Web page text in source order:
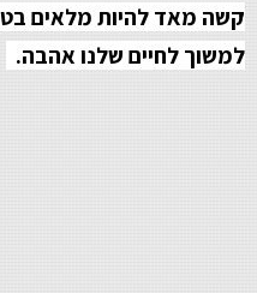
קשה מאד להיות מלאים
למשוך לחיים שלנו אהבה.